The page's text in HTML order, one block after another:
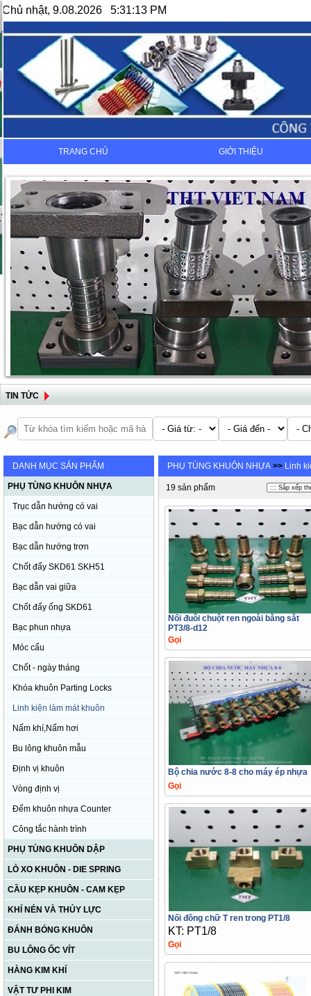
Chủ nhật, 9.08.2026 5:31:13 PM
TRANG CHỦ GIỚI THIỆU
TIN TỨC
DANH MỤC SẢN PHẨM
PHỤ TÙNG KHUÔN NHỰA
Trục dẫn hướng có vai
Bạc dẫn hướng có vai
Bạc dẫn hướng trơn
Chốt đẩy SKD61 SKH51
Bạc dẫn vai giữa
Chốt đẩy ống SKD61
Bạc phun nhựa
Móc cẩu
Chốt - ngày tháng
Khóa khuôn Parting Locks
Linh kiện làm mát khuôn
Nấm khí,Nấm hơi
Bu lông khuôn mẫu
Định vị khuôn
Vòng định vị
Đếm khuôn nhựa Counter
Công tắc hành trình
PHỤ TÙNG KHUÔN DẬP
LÒ XO KHUÔN - DIE SPRING
CẦU KẸP KHUÔN - CAM KẸP
KHÍ NÉN VÀ THỦY LỰC
ĐÁNH BÓNG KHUÔN
BU LÔNG ỐC VÍT
HÀNG KIM KHÍ
VẬT TƯ PHI KIM
PHỤ TÙNG KHUÔN NHỰA >> Linh
19 sản phẩm
Nối đuôi chuột ren ngoài bằng sắt
PT3/8-d12
Gọi
Bộ chia nước 8-8 cho máy ép nhựa
Gọi
Nối đồng chữ T ren trong PT1/8
KT: PT1/8
Gọi